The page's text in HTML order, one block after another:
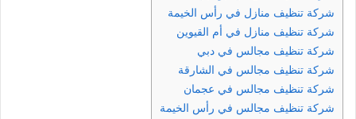
شركة تنظيف منازل في رأس الخيمة
شركة تنظيف منازل في أم القيوين
شركة تنظيف مجالس في دبي
شركة تنظيف مجالس في الشارقة
شركة تنظيف مجالس في عجمان
شركة تنظيف مجالس في رأس الخيمة